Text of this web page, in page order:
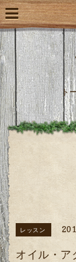
ト
レッスン
オイル・ア